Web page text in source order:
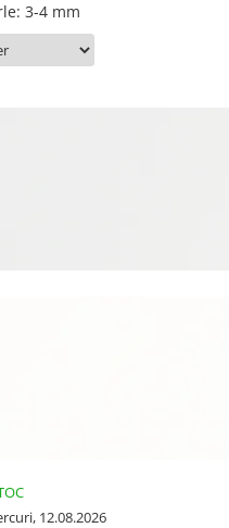
: 3-4 mm
12.08.2026